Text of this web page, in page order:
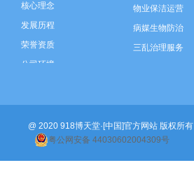
核心理念
发展历程
荣誉资质
公司环境
物业保洁运营
病媒生物防治
三乱治理服务
河道保洁
绿化管养
@ 2020 918博天堂·[中国]官方网站 版权所有
粤公网安备 44030602004309号